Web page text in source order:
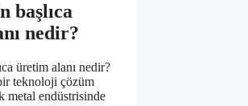
başlıca
nedir?
üretim alanı nedir?
teknoloji çözüm
metal endüstrisinde